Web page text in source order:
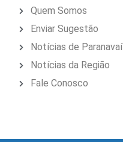
Quem Somos
Enviar Sugestão
Notícias de Paranavaí
Notícias da Região
Fale Conosco